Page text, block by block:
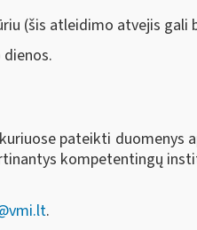
(šis atleidimo atvejis
pateikti duomenys
kompetentingų
.